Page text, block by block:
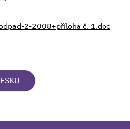
2-2008+příloha č. 1.doc